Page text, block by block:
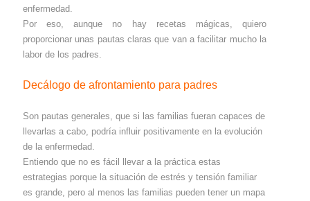
enfermedad.
Por eso, aunque no hay recetas mágicas, quiero
proporcionar unas pautas claras que van a facilitar mucho la
labor de los padres.
Decálogo de afrontamiento para padres
Son pautas generales, que si las familias fueran capaces de
llevarlas a cabo, podría influir positivamente en la evolución
de la enfermedad.
Entiendo que no es fácil llevar a la práctica estas
estrategias porque la situación de estrés y tensión familiar
es grande, pero al menos las familias pueden tener un mapa